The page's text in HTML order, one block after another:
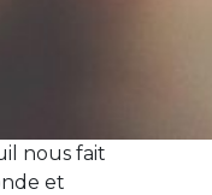
nous fait
et